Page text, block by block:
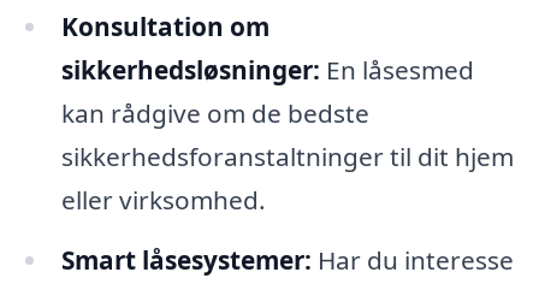
Konsultation om
sikkerhedsløsninger: En låsesmed
kan rådgive om de bedste
sikkerhedsforanstaltninger til dit hjem
eller virksomhed.
Smart låsesystemer: Har du interesse